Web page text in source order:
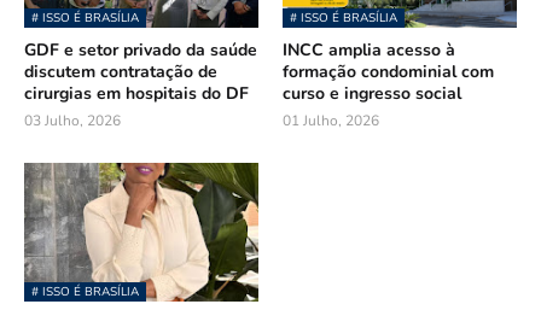
# ISSO É BRASÍLIA
GDF e setor privado da saúde
discutem contratação de
cirurgias em hospitais do DF
03 Julho, 2026
# ISSO É BRASÍLIA
INCC amplia acesso à
formação condominial com
curso e ingresso social
01 Julho, 2026
# ISSO É BRASÍLIA